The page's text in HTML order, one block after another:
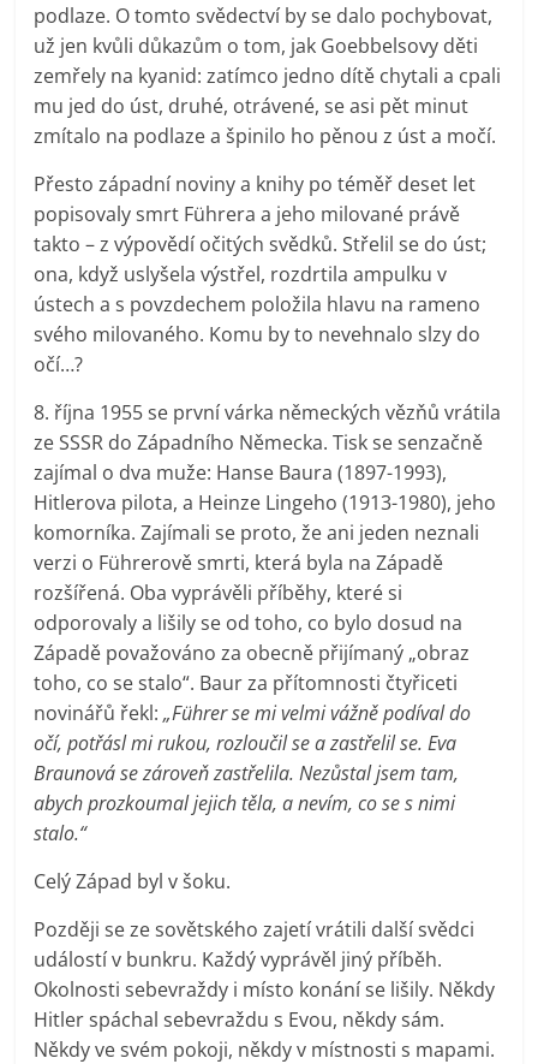
podlaze. O tomto svědectví by se dalo pochybovat,
už jen kvůli důkazům o tom, jak Goebbelsovy děti
zemřely na kyanid: zatímco jedno dítě chytali a cpali
mu jed do úst, druhé, otrávené, se asi pět minut
zmítalo na podlaze a špinilo ho pěnou z úst a močí.
Přesto západní noviny a knihy po téměř deset let
popisovaly smrt Führera a jeho milované právě
takto – z výpovědí očitých svědků. Střelil se do úst;
ona, když uslyšela výstřel, rozdrtila ampulku v
ústech a s povzdechem položila hlavu na rameno
svého milovaného. Komu by to nevehnalo slzy do
očí…?
8. října 1955 se první várka německých vězňů vrátila
ze SSSR do Západního Německa. Tisk se senzačně
zajímal o dva muže: Hanse Baura (1897-1993),
Hitlerova pilota, a Heinze Lingeho (1913-1980), jeho
komorníka. Zajímali se proto, že ani jeden neznali
verzi o Führerově smrti, která byla na Západě
rozšířená. Oba vyprávěli příběhy, které si
odporovaly a lišily se od toho, co bylo dosud na
Západě považováno za obecně přijímaný „obraz
toho, co se stalo“. Baur za přítomnosti čtyřiceti
novinářů řekl:„Führer se mi velmi vážně podíval do
očí, potřásl mi rukou, rozloučil se a zastřelil se. Eva
Braunová se zároveň zastřelila. Nezůstal jsem tam,
abych prozkoumal jejich těla, a nevím, co se s nimi
stalo.“
Celý Západ byl v šoku.
Později se ze sovětského zajetí vrátili další svědci
událostí v bunkru. Každý vyprávěl jiný příběh.
Okolnosti sebevraždy i místo konání se lišily. Někdy
Hitler spáchal sebevraždu s Evou, někdy sám.
Někdy ve svém pokoji, někdy v místnosti s mapami.